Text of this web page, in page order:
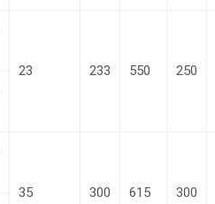
23
233 550
250
35
300 615
300